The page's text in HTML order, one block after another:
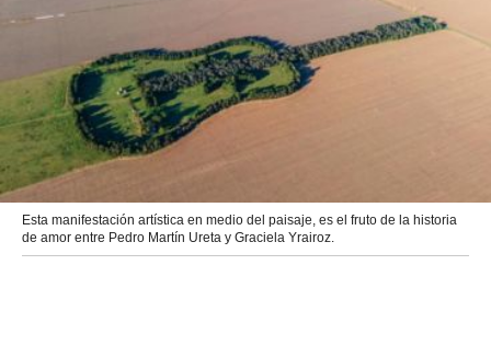
Esta manifestación artística en medio del paisaje, es el fruto de la historia
de amor entre Pedro Martín Ureta y Graciela Yrairoz.